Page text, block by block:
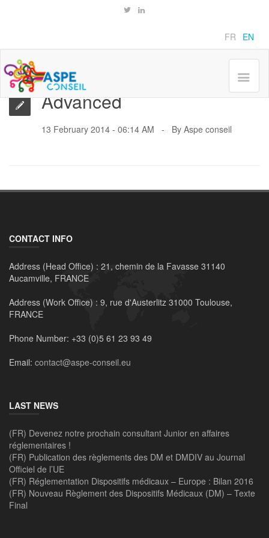
FR EN
Advanced
13 February 2014 - 06:14 AM By Aspe conseil
CONTACT INFO
Address (Head Office) : 21, chemin de la Favasse 31140
Aucamville, FRANCE
Address (Work Office) : 9, rue d'Austerlitz 31000 Toulouse,
FRANCE
Phone Number: +33 (0)5 61 23 93 49
Email: contact@aspe-conseil.eu
LAST NEWS
(FR) Devenez notre prochain consultant Junior en affaires
réglementaires !
(FR) Publication des règlements des DM et DMDIV au Journal
Officiel de l’UE
(FR) Réglementation Dispositifs médicaux – Europe : Bilan 2016
(FR) Nouveau Règlement des Dispositifs Médicaux (DM) – Texte
Final